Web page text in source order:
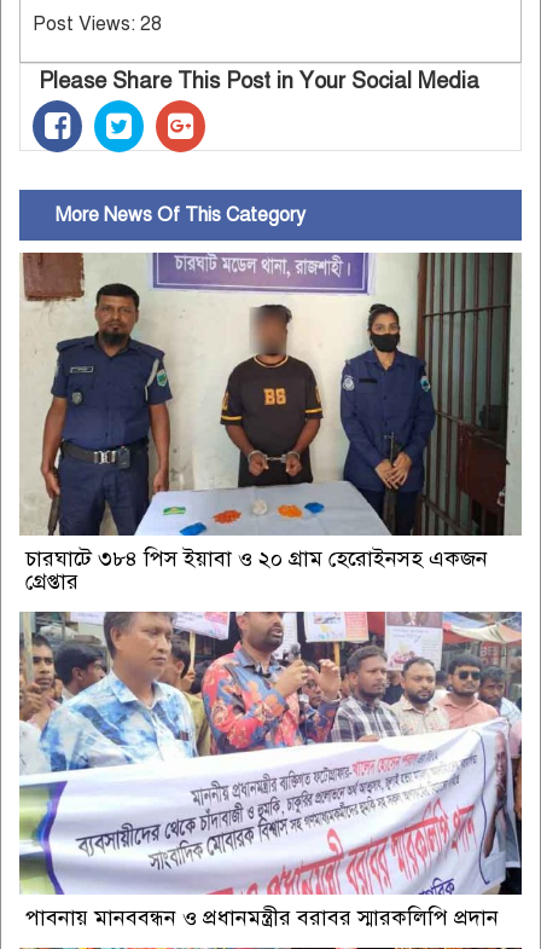
Post Views: 28
Please Share This Post in Your Social Media
More News Of This Category
চারঘাটে ৩৮৪ পিস ইয়াবা ও ২০ গ্রাম হেরোইনসহ একজন
গ্রেপ্তার
পাবনায় মানববন্ধন ও প্রধানমন্ত্রীর বরাবর স্মারকলিপি প্রদান